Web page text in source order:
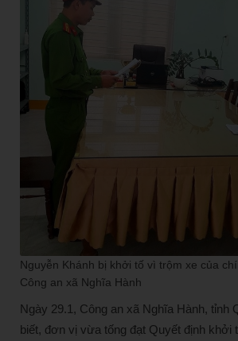
Nguyễn Khánh bị khởi tố vì trộm xe của
Công an xã Nghĩa Hành
Ngày 29.1, Công an xã Nghĩa Hành, tỉnh
biết, đơn vị vừa tống đạt Quyết định khởi